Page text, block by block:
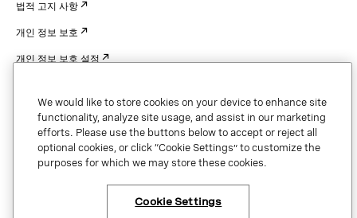
법적 고지 사항
개인 정보 보호
개인 정보 보호 설정
저작권
보안 및 신뢰
We would like to store cookies on your device to enhance site
functionality, analyze site usage, and assist in our marketing
efforts. Please use the buttons below to accept or reject all
optional cookies, or click “Cookie Settings” to customize the
purposes for which we may store these cookies.
Cookie Settings